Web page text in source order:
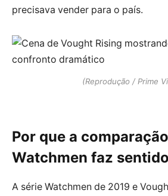
precisava vender para o país.
(Reprodução / Prime
Por que a
Watchmen faz
A série Watchmen de 2019 e